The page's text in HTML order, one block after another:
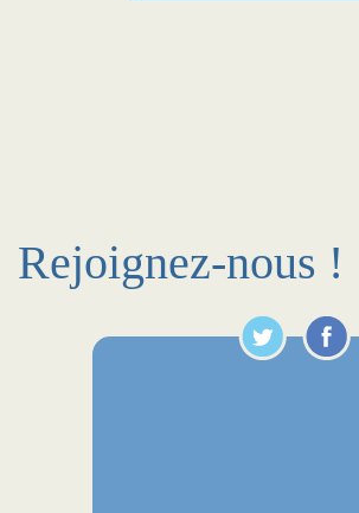
Rejoignez-nous !